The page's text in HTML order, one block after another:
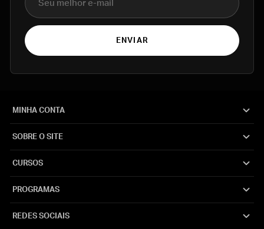
ENVIAR
MINHA CONTA
SOBRE O SITE
CURSOS
PROGRAMAS
REDES SOCIAIS